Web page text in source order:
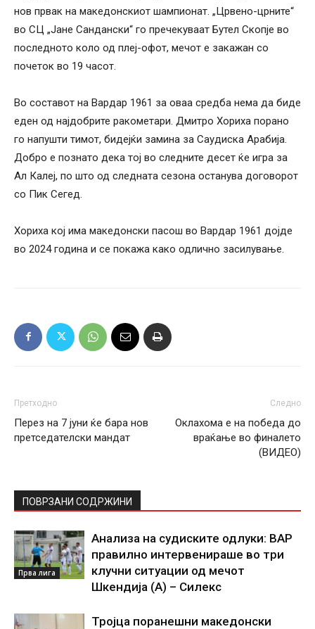
нов првак на македонскиот шампионат. „Црвено-црните“
во СЦ „Јане Сандански“ го пречекуваат Бутел Скопје во
последното коло од плеј-офот, мечот е закажан со
почеток во 19 часот.
Во составот на Вардар 1961 за оваа средба нема да биде
еден од најдобрите ракометари. Дмитро Хориха порано
го напушти тимот, бидејќи замина за Саудиска Арабија.
Добро е познато дека тој во следните десет ќе игра за
Ал Калеј, по што од следната сезона останува договорот
со Пик Сегед.
Хориха кој има македонски пасош во Вардар 1961 дојде
во 2024 година и се покажа како одлично засилување.
Претходно
Перез на 7 јуни ќе бара нов
претседателски мандат
Следно
Оклахома е на победа до
враќање во финалето
(ВИДЕО)
ПОВРЗАНИ СОДРЖИНИ
Прва лига
Анализа на судиските одлуки: ВАР
правилно интервенираше во три
клучни ситуации од мечот
Шкендија (А) – Силекс
Тројца поранешни македонски